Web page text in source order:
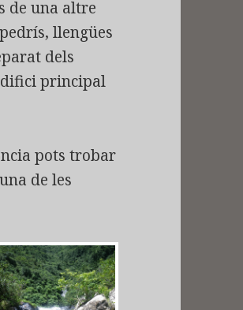
de una altre
llengües
dels
principal
pots trobar
de les